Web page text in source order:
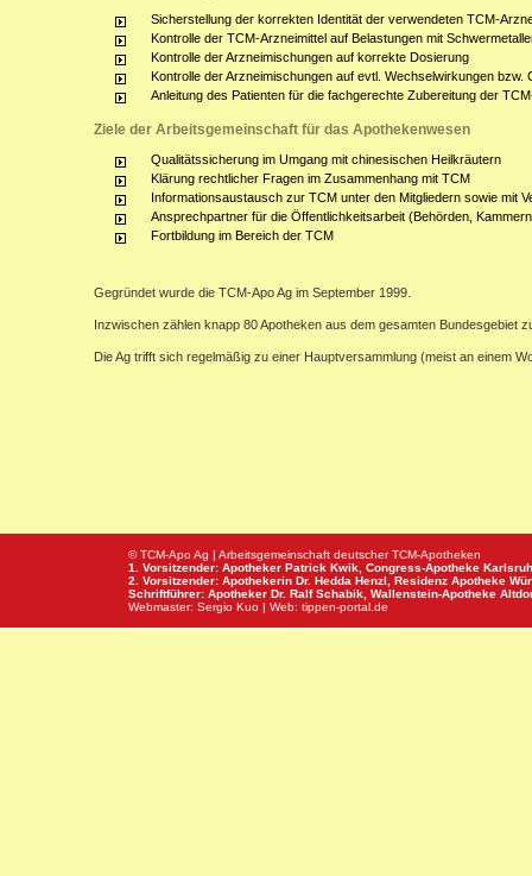
Sicherstellung der korrekten Identität der verwendeten TCM-
Kontrolle der TCM-Arzneimittel auf Belastungen mit
Kontrolle der Arzneimischungen auf korrekte Dosierung
Kontrolle der Arzneimischungen auf evtl. Wechselwirkungen
Anleitung des Patienten für die fachgerechte Zubereitung der
Ziele der Arbeitsgemeinschaft für das Apothekenwesen
Qualitätssicherung im Umgang mit chinesischen Heilkräutern
Klärung rechtlicher Fragen im Zusammenhang mit TCM
Informationsaustausch zur TCM unter den Mitgliedern sowie mit
Ansprechpartner für die Öffentlichkeitsarbeit (Behörden,
Fortbildung im Bereich der TCM
Gegründet wurde die TCM-Apo Ag im September 1999.
Inzwischen zählen knapp 80 Apotheken aus dem gesamten Bundesgebiet
Die Ag trifft sich regelmäßig zu einer Hauptversammlung (meist an einem
© TCM-Apo Ag | Arbeitsgemeinschaft deutscher TCM-Apotheken
1. Vorsitzender: Apotheker Patrick Kwik, Congress-Apotheke
2. Vorsitzender: Apothekerin Dr. Hedda Henzl, Residenz Apotheke
Schriftführer: Apotheker Dr. Ralf Schabik, Wallenstein-Apotheke
Webmaster: Sergio Kuo | Web: tippen-portal.de